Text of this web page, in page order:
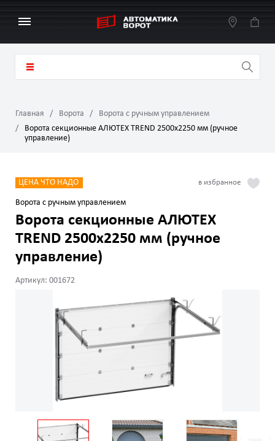
Главная Ворота
Ворота с ручным управлением
Ворота секционные АЛЮТЕХ TREND 2500х2250 мм (ручное
управление)
ЦЕНА ЧТО НАДО
Ворота с ручным управлением
Ворота секционные АЛЮТЕХ
TREND 2500х2250 мм (ручное
управление)
Артикул: 001672